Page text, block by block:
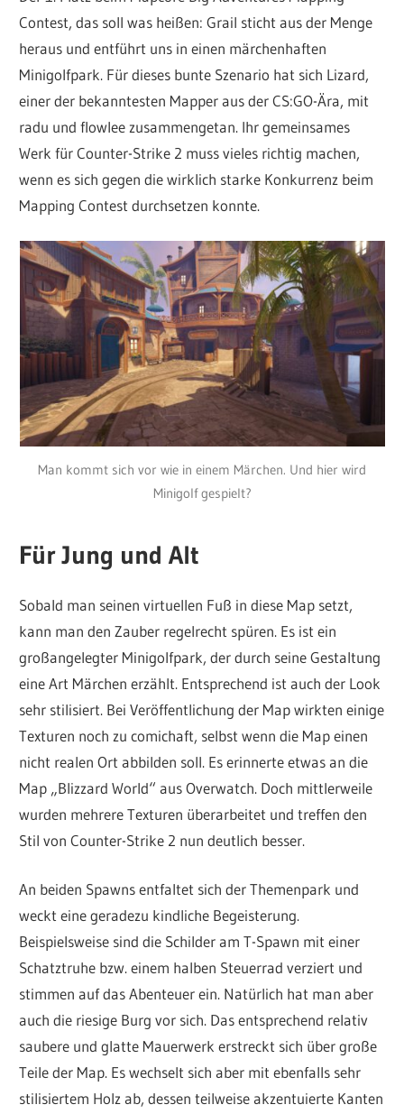
Contest, das soll was heißen: Grail sticht aus der Menge
heraus und entführt uns in einen märchenhaften
Minigolfpark. Für dieses bunte Szenario hat sich Lizard,
einer der bekanntesten Mapper aus der CS:GO-Ära, mit
radu und flowlee zusammengetan. Ihr gemeinsames
Werk für Counter-Strike 2 muss vieles richtig machen,
wenn es sich gegen die wirklich starke Konkurrenz beim
Mapping Contest durchsetzen konnte.
Man kommt sich vor wie in einem Märchen. Und hier wird
Minigolf gespielt?
Für Jung und Alt
Sobald man seinen virtuellen Fuß in diese Map setzt,
kann man den Zauber regelrecht spüren. Es ist ein
großangelegter Minigolfpark, der durch seine Gestaltung
eine Art Märchen erzählt. Entsprechend ist auch der Look
sehr stilisiert. Bei Veröffentlichung der Map wirkten einige
Texturen noch zu comichaft, selbst wenn die Map einen
nicht realen Ort abbilden soll. Es erinnerte etwas an die
Map „Blizzard World“ aus Overwatch. Doch mittlerweile
wurden mehrere Texturen überarbeitet und treffen den
Stil von Counter-Strike 2 nun deutlich besser.
An beiden Spawns entfaltet sich der Themenpark und
weckt eine geradezu kindliche Begeisterung.
Beispielsweise sind die Schilder am T-Spawn mit einer
Schatztruhe bzw. einem halben Steuerrad verziert und
stimmen auf das Abenteuer ein. Natürlich hat man aber
auch die riesige Burg vor sich. Das entsprechend relativ
saubere und glatte Mauerwerk erstreckt sich über große
Teile der Map. Es wechselt sich aber mit ebenfalls sehr
stilisiertem Holz ab, dessen teilweise akzentuierte Kanten